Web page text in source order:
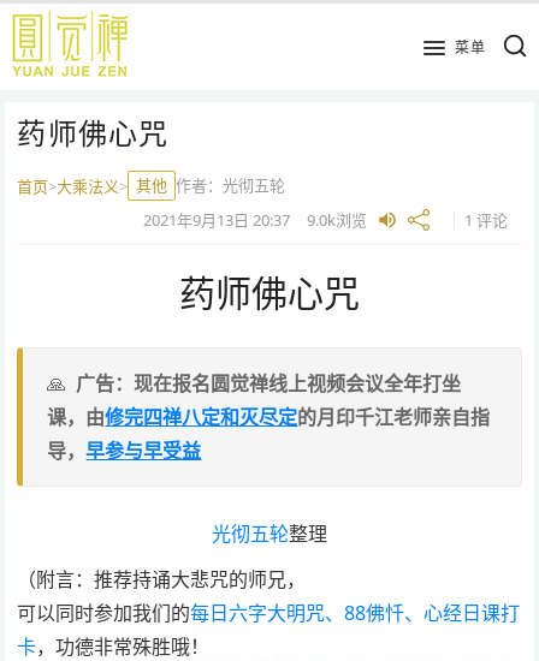
跳
主
菜单
药师佛心咒
首页>大乘法义> 其他 作者：光彻五轮
2021年9月13日 20:37 9.0k浏览 1 评论
药师佛心咒
广告：现在报名圆觉禅线上视频会议全年打坐
课，由修完四禅八定和灭尽定的月印千江老师亲自指
导，早参与早受益
光彻五轮整理
（附言：推荐持诵大悲咒的师兄，
可以同时参加我们的每日六字大明咒、88佛忏、心经日课打
卡，功德非常殊胜哦！